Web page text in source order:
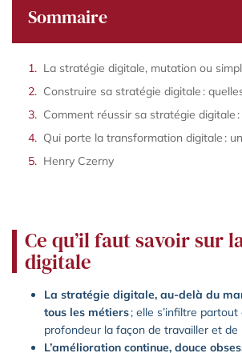
Sommaire
La stratégie digitale, mutation ou
Construire sa stratégie digitale :
Comment réussir sa stratégie digitale
Henry Czerny
Ce qu’il faut savoir sur
digitale
La stratégie digitale, au-delà du
tous les métiers; elle s’infiltre
profondeur la façon de travailler et de
L’amélioration continue, douce